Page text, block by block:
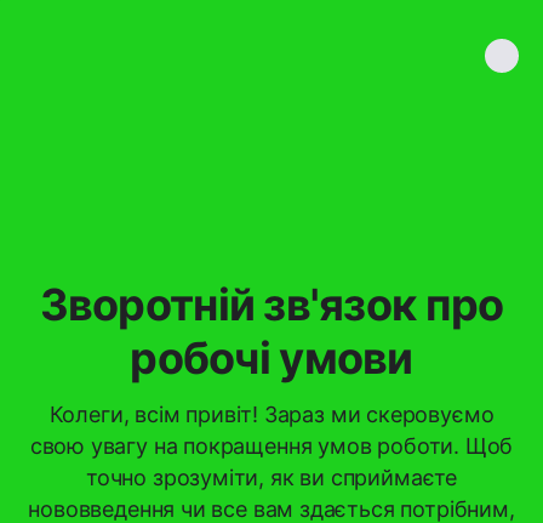
Зворотній зв'язок про
робочі умови
Колеги, всім привіт! Зараз ми скеровуємо
свою увагу на покращення умов роботи. Щоб
точно зрозуміти, як ви сприймаєте
нововведення чи все вам здається потрібним,